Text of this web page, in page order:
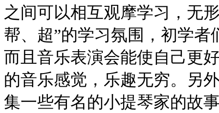
之间可以相互观摩学习，无
帮、超”的学习氛围，初学
而且音乐表演会能使自己更
的音乐感觉，乐趣无穷。另
集一些有名的小提琴家的